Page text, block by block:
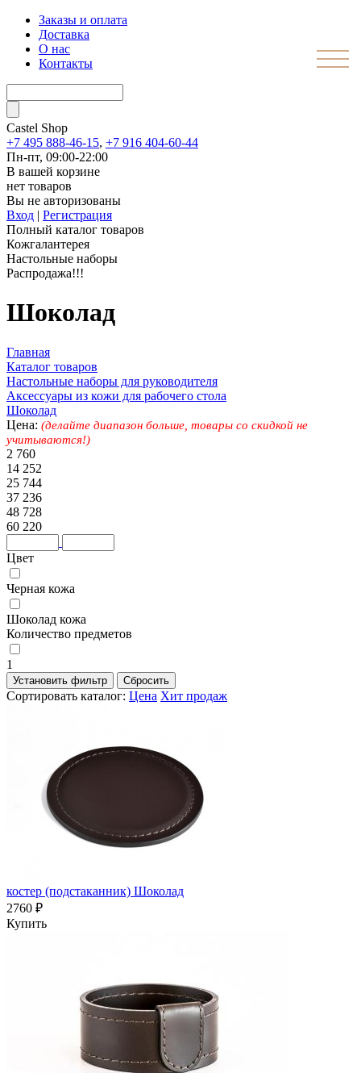
Заказы и оплата
Доставка
О нас
Контакты
Castel Shop
+7 495 888-46-15, +7 916 404-60-44
Пн-пт, 09:00-22:00
В вашей корзине
нет товаров
Вы не авторизованы
Вход | Регистрация
Полный каталог товаров
Кожгалантерея
Настольные наборы
Распродажа!!!
Шоколад
Главная
Каталог товаров
Настольные наборы для руководителя
Аксессуары из кожи для рабочего стола
Шоколад
Цена: (делайте диапазон больше, товары со скидкой не
учитываются!)
2 760
14 252
25 744
37 236
48 728
60 220
Цвет
Черная кожа
Шоколад кожа
Количество предметов
1
Сортировать каталог: Цена Хит продаж
костер (подстаканник) Шоколад
2760 ₽
Купить